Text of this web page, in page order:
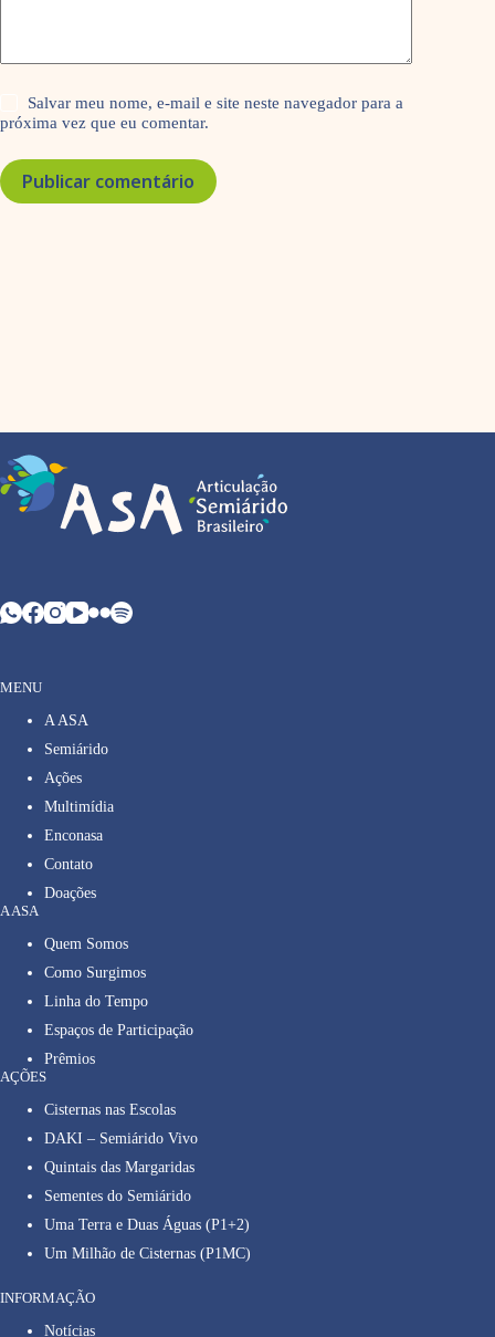
Salvar meu nome, e-mail e site neste navegador para a
próxima vez que eu comentar.
Publicar comentário
MENU
A ASA
Semiárido
Ações
Multimídia
Enconasa
Contato
Doações
A ASA
Quem Somos
Como Surgimos
Linha do Tempo
Espaços de Participação
Prêmios
AÇÕES
Cisternas nas Escolas
DAKI – Semiárido Vivo
Quintais das Margaridas
Sementes do Semiárido
Uma Terra e Duas Águas (P1+2)
Um Milhão de Cisternas (P1MC)
INFORMAÇÃO
Notícias